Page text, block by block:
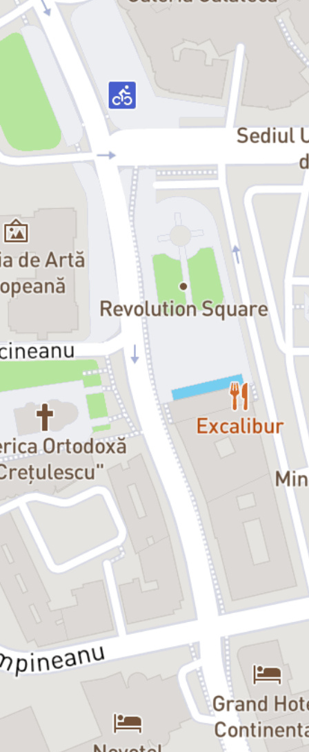
Peruci, machiaj:
Octavian Mardale
Pregătirea muzicală:
Maria Alexievici
Video:
Cristian Niculescu
Asistent coregrafie:
Monica Petrică
Asistent scenografie, recuzită:
Andrei Șova
Efecte speciale și machiaj prostetic:
Școala de Machiaj Prostetic
Corepetitori:
Anca Săftulescu, Maria Alexievici
Consultant tango argentinian:
Recomandare de vârstă:
2h 30’ (cu pauză)
Data premierei:13 septembrie 2019
Lucian Ionescu
Morticia Addams:
Camelia Pintilie / Oana Predescu
Wednesday Addams:
Ana Udroiu
Pugsley Addams:
Mihai Cheregi
Unchiul Fester:Mihai Mitrea / Radu Mitrea
Bunica: Oana Pușcatu
Lurch:Mircea Alexandru Băluță
Alice Beineke:
Maria Alexievici
Doru Bem
Dan Pughineanu
Strămoșii:
Marchiza:Andreea Hristu
Iulia Samson
Balerina:
Loredana Cosovanu / Cristina Danu
Clownul:Alex Popa
Dan Clucinschi
Gangsterul:
Ovidiu Ușvat